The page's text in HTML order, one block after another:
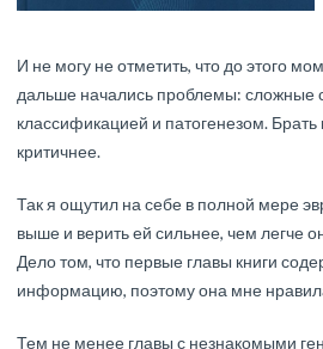
И не могу не отметить, что до этого
дальше начались проблемы: сложные
классификацией и патогенезом.
критичнее.
Так я ощутил на себе в полной мере
выше и верить ей сильнее, чем легче
Дело том, что первые главы книги
информацию, поэтому она мне
Тем не менее главы с незнакомыми